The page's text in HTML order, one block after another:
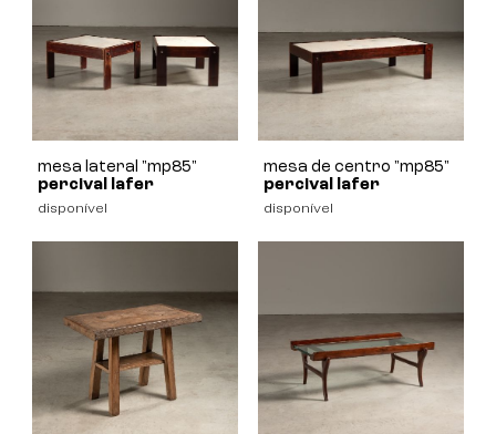
mesa lateral "mp85"
percival lafer
disponível
mesa de centro "mp85"
percival lafer
disponível